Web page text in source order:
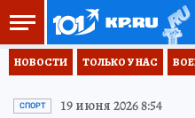
НОВОСТИ ТОЛЬКО У НАС
СПОРТ 19 июня 2026 8:54